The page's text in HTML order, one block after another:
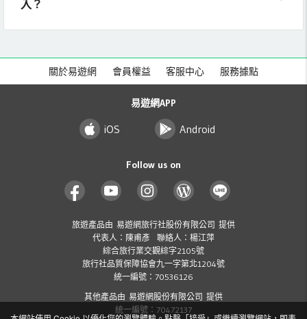
入？
關於易遊網 會員權益 客服中心 服務據點
易遊網APP
iOS Android
Follow us on
旅遊產品由 易遊網旅行社股份有限公司 提供
代表人：陳甫彥 聯絡人：楊江萍
綜合旅行業交觀綜字2105號
旅行社品質保障協會九一字第北1204號
統一編號：70536126
其他產品由 易遊網股份有限公司 提供
統一編號：70472137